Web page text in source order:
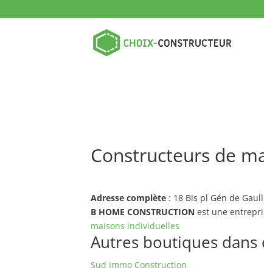
Constructeurs de
Adresse complète : 18 Bis pl Gén de
B HOME CONSTRUCTION est une
maisons individuelles
Autres boutiques dans
Sud Immo Construction